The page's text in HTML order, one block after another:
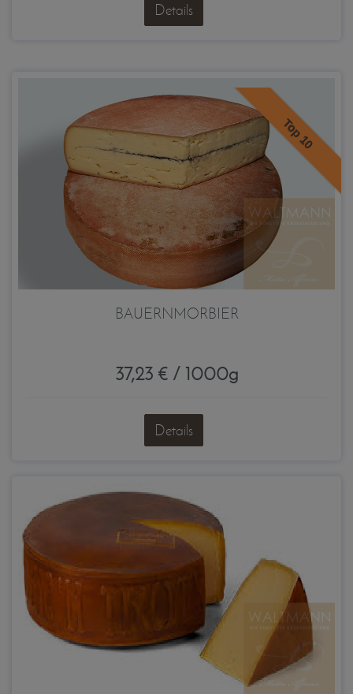
Details
Top 10
BAUERNMORBIER
37,23 € / 1000g
Details